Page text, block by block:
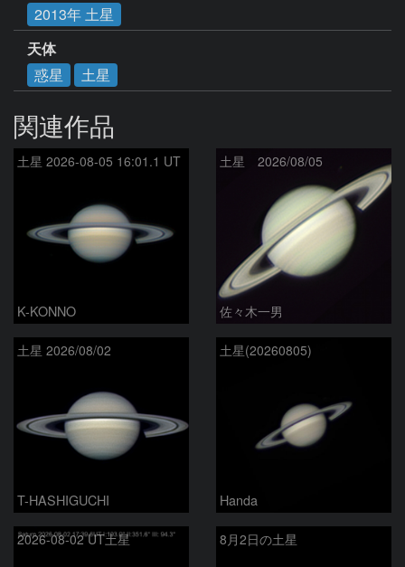
2013年 土星
天体
惑星
土星
関連作品
土星 2026-08-05 16:01.1 UT
K-KONNO
土星 2026/08/05
佐々木一男
土星 2026/08/02
T-HASHIGUCHI
土星(20260805)
Handa
2026-08-02 UT土星 8月2日の土星